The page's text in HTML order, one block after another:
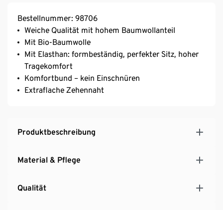
Bestellnummer: 98706
Weiche Qualität mit hohem Baumwollanteil
Mit Bio-Baumwolle
Mit Elasthan: formbeständig, perfekter Sitz, hoher
Tragekomfort
Komfortbund – kein Einschnüren
Extraflache Zehennaht
Produktbeschreibung
Material & Pflege
Qualität